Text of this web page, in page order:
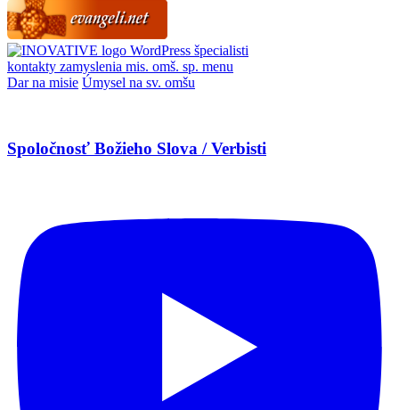
WordPress špecialisti
kontakty zamyslenia mis. omš. sp. menu
Dar na misie Úmysel na sv. omšu
Spoločnosť Božieho Slova / Verbisti